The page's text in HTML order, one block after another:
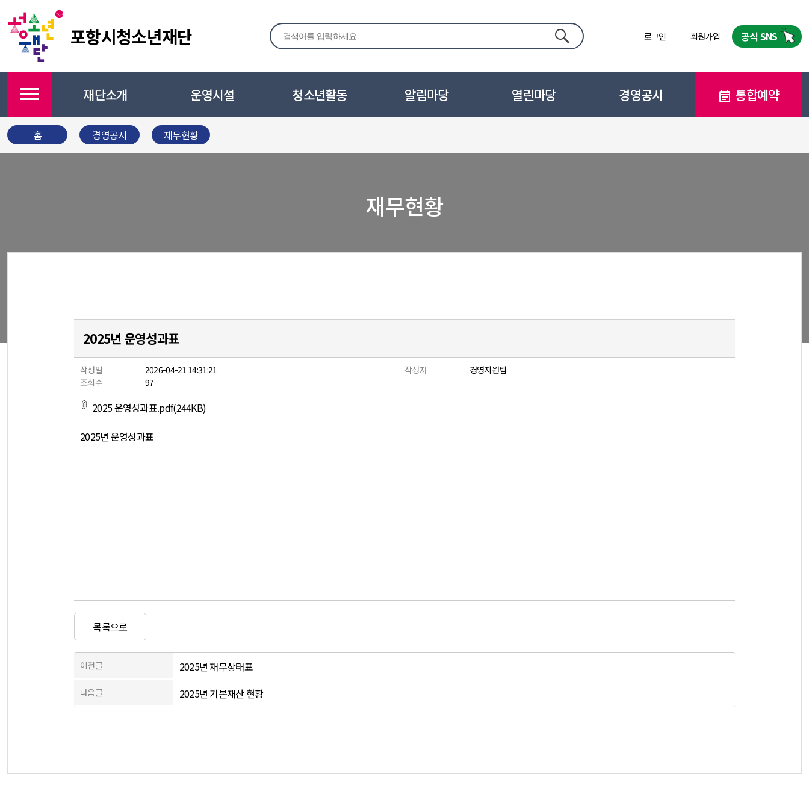
포항시청소년재단 검색 로그인 회원가입 공식 SNS
재단소개 운영시설 청소년활동 알림마당 열린마당 경영공시 통합예약
홈 경영공시 재무현황
재무현황
2025년 운영성과표
작성일 2026-04-21 14:31:21 작성자
경영지원팀
조회수
97
2025 운영성과표.pdf(244KB)
2025년 운영성과표
목록으로
이전글 2025년 재무상태표
다음글 2025년 기본재산 현황